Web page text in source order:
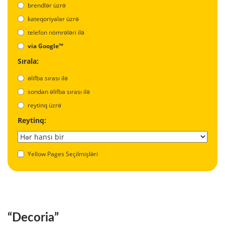
brendlər üzrə
kateqoriyalar üzrə
telefon nömrələri ilə
via Google™
Sırala:
əlifba sırası ilə
sondan əlifba sırası ilə
reytinq üzrə
Reytinq:
Yellow Pages Seçilmişləri
“Decoria”